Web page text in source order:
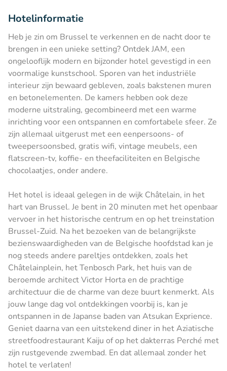
Hotelinformatie
Heb je zin om Brussel te verkennen en de nacht door te
brengen in een unieke setting? Ontdek JAM, een
ongelooflijk modern en bijzonder hotel gevestigd in een
voormalige kunstschool. Sporen van het industriële
interieur zijn bewaard gebleven, zoals bakstenen muren
en betonelementen. De kamers hebben ook deze
moderne uitstraling, gecombineerd met een warme
inrichting voor een ontspannen en comfortabele sfeer. Ze
zijn allemaal uitgerust met een eenpersoons- of
tweepersoonsbed, gratis wifi, vintage meubels, een
flatscreen-tv, koffie- en theefaciliteiten en Belgische
chocolaatjes, onder andere.
Het hotel is ideaal gelegen in de wijk Châtelain, in het
hart van Brussel. Je bent in 20 minuten met het openbaar
vervoer in het historische centrum en op het treinstation
Brussel-Zuid. Na het bezoeken van de belangrijkste
bezienswaardigheden van de Belgische hoofdstad kan je
nog steeds andere pareltjes ontdekken, zoals het
Châtelainplein, het Tenbosch Park, het huis van de
beroemde architect Victor Horta en de prachtige
architectuur die de charme van deze buurt kenmerkt. Als
jouw lange dag vol ontdekkingen voorbij is, kan je
ontspannen in de Japanse baden van Atsukan Exprience.
Geniet daarna van een uitstekend diner in het Aziatische
streetfoodrestaurant Kaiju of op het dakterras Perché met
zijn rustgevende zwembad. En dat allemaal zonder het
hotel te verlaten!